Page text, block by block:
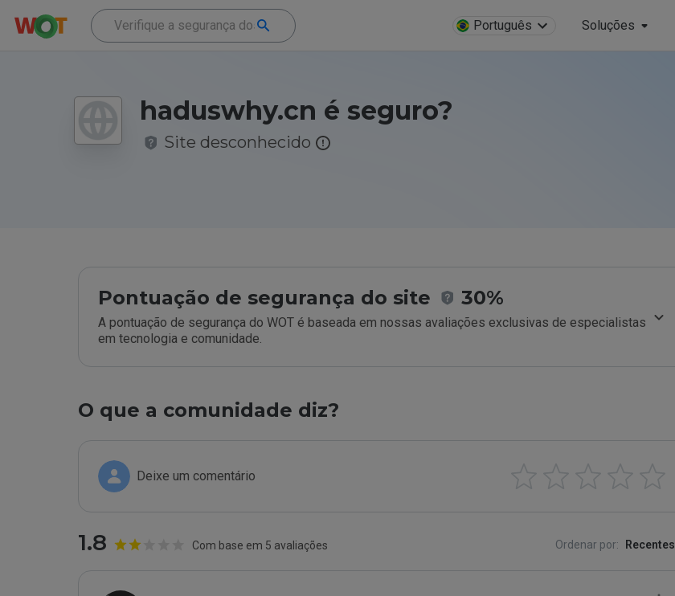
Português Soluções
haduswhy.cn é seguro?
Site desconhecido
Pontuação de segurança do site 30%
A pontuação de segurança do WOT é baseada em nossas avaliações exclusivas de especialistas
em tecnologia e comunidade.
O que a comunidade diz?
Deixe um comentário
1.8 Com base em 5 avaliações Ordenar por: Recentes